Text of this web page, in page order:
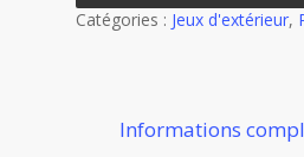
Catégories : Jeux d'extérieur,
Informations